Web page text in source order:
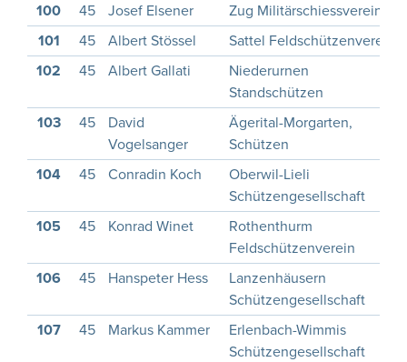
100
45 Josef Elsener
Zug Militärschiessverein
101
45 Albert Stössel
Sattel Feldschützenverein
102
45 Albert Gallati
Niederurnen
Standschützen
103
45
David
Vogelsanger
Ägerital-Morgarten,
Schützen
104
45 Conradin Koch
Oberwil-Lieli
Schützengesellschaft
105
45 Konrad Winet
Rothenthurm
Feldschützenverein
106
45 Hanspeter Hess
Lanzenhäusern
Schützengesellschaft
107
45 Markus Kammer
Erlenbach-Wimmis
Schützengesellschaft